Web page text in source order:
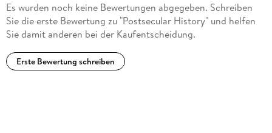
distinctive voice soon. (Paul Doerksen, Mennonite Quarterly
Review, Vol. 96, October, 2022)
Es wurden noch keine Bewertungen abgegeben. Schreiben
Sie die erste Bewertung zu "Postsecular History" und helfen
Sie damit anderen bei der Kaufentscheidung.
Erste Bewertung schreiben